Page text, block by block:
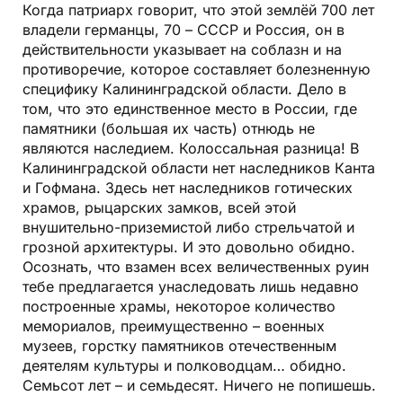
Когда патриарх говорит, что этой землёй 700 лет
владели германцы, 70 – СССР и Россия, он в
действительности указывает на соблазн и на
противоречие, которое составляет болезненную
специфику Калининградской области. Дело в
том, что это единственное место в России, где
памятники (большая их часть) отнюдь не
являются наследием. Колоссальная разница! В
Калининградской области нет наследников Канта
и Гофмана. Здесь нет наследников готических
храмов, рыцарских замков, всей этой
внушительно-приземистой либо стрельчатой и
грозной архитектуры. И это довольно обидно.
Осознать, что взамен всех величественных руин
тебе предлагается унаследовать лишь недавно
построенные храмы, некоторое количество
мемориалов, преимущественно – военных
музеев, горстку памятников отечественным
деятелям культуры и полководцам… обидно.
Семьсот лет – и семьдесят. Ничего не попишешь.